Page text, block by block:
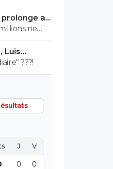
prolonge au
ne
club pour
plus...Un
au Réal
!
Luis
???!
J V
0 0